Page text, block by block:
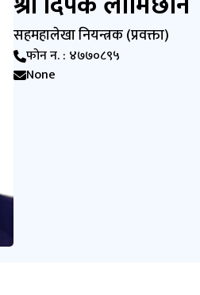
सहमहालेखा नियन्त्रक (प्रवक्ता)
फोन न. : ४७७०८९५
None